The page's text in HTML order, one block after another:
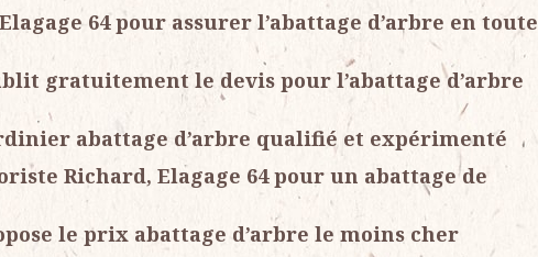
64 pour assurer l’abattage d’arbre en toute
gratuitement le devis pour l’abattage d’arbre
abattage d’arbre qualifié et expérimenté
Richard, Elagage 64 pour un abattage de
le prix abattage d’arbre le moins cher